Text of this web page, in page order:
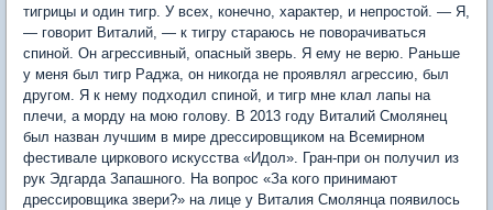
тигрицы и один тигр. У всех, конечно, характер, и непростой. — Я,
— говорит Виталий, — к тигру стараюсь не поворачиваться
спиной. Он агрессивный, опасный зверь. Я ему не верю. Раньше
у меня был тигр Раджа, он никогда не проявлял агрессию, был
другом. Я к нему подходил спиной, и тигр мне клал лапы на
плечи, а морду на мою голову. В 2013 году Виталий Смолянец
был назван лучшим в мире дрессировщиком на Всемирном
фестивале циркового искусства «Идол». Гран-при он получил из
рук Эдгарда Запашного. На вопрос «За кого принимают
дрессировщика звери?» на лице у Виталия Смолянца появилось